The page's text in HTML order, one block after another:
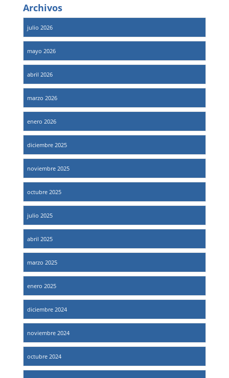
Archivos
julio 2026
mayo 2026
abril 2026
marzo 2026
enero 2026
diciembre 2025
noviembre 2025
octubre 2025
julio 2025
abril 2025
marzo 2025
enero 2025
diciembre 2024
noviembre 2024
octubre 2024